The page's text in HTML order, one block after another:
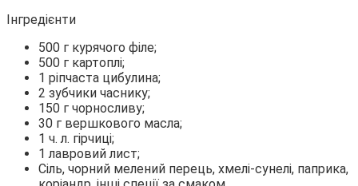
Інгредієнти
500 г курячого філе;
500 г картоплі;
1 ріпчаста цибулина;
2 зубчики часнику;
150 г чорносливу;
30 г вершкового масла;
1 ч. л. гірчиці;
1 лавровий лист;
Сіль, чорний мелений перець, хмелі-сунелі, паприка,